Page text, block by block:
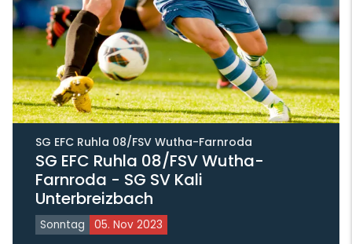
SG EFC Ruhla 08/FSV Wutha-Farnroda
SG EFC Ruhla 08/FSV Wutha-
Farnroda - SG SV Kali
Unterbreizbach
Sonntag 05. Nov 2023